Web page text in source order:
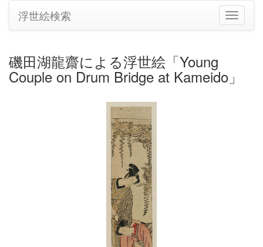
ナ
ビ
ョ
ン
浮世絵検索
磯田湖龍齋による浮世絵「Young
Couple on Drum Bridge at Kameido」